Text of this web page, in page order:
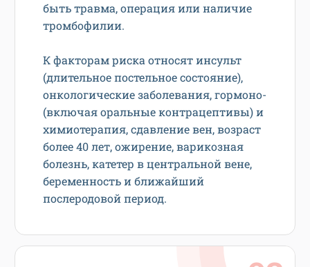
быть травма, операция или наличие
тромбофилии.
К факторам риска относят инсульт
(длительное постельное состояние),
онкологические заболевания, гормоно-
(включая оральные контрацептивы) и
химиотерапия, сдавление вен, возраст
более 40 лет, ожирение, варикозная
болезнь, катетер в центральной вене,
беременность и ближайший
послеродовой период.